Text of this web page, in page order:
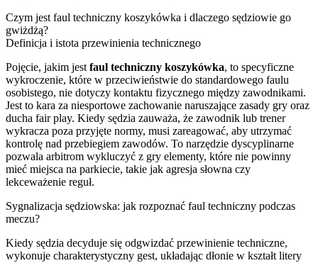
Czym jest faul techniczny koszykówka i dlaczego sędziowie go
gwiżdżą?
Definicja i istota przewinienia technicznego
Pojęcie, jakim jest faul techniczny koszykówka, to specyficzne
wykroczenie, które w przeciwieństwie do standardowego faulu
osobistego, nie dotyczy kontaktu fizycznego między zawodnikami.
Jest to kara za niesportowe zachowanie naruszające zasady gry oraz
ducha fair play. Kiedy sędzia zauważa, że zawodnik lub trener
wykracza poza przyjęte normy, musi zareagować, aby utrzymać
kontrolę nad przebiegiem zawodów. To narzędzie dyscyplinarne
pozwala arbitrom wykluczyć z gry elementy, które nie powinny
mieć miejsca na parkiecie, takie jak agresja słowna czy
lekceważenie reguł.
Sygnalizacja sędziowska: jak rozpoznać faul techniczny podczas
meczu?
Kiedy sędzia decyduje się odgwizdać przewinienie techniczne,
wykonuje charakterystyczny gest, układając dłonie w kształt litery